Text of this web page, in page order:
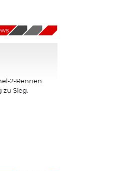
2-Rennen
zu Sieg.